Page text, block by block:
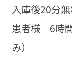
入庫後20分無
患者様 6時
み）